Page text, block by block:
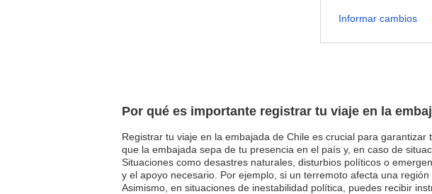
Por qué es importante registrar tu viaje en la
Registrar tu viaje en la embajada de Chile es crucial para
que la embajada sepa de tu presencia en el país y, en caso de
Situaciones como desastres naturales, disturbios políticos o
y el apoyo necesario. Por ejemplo, si un terremoto afecta una
Asimismo, en situaciones de inestabilidad política, puedes recibir
Informar cambios